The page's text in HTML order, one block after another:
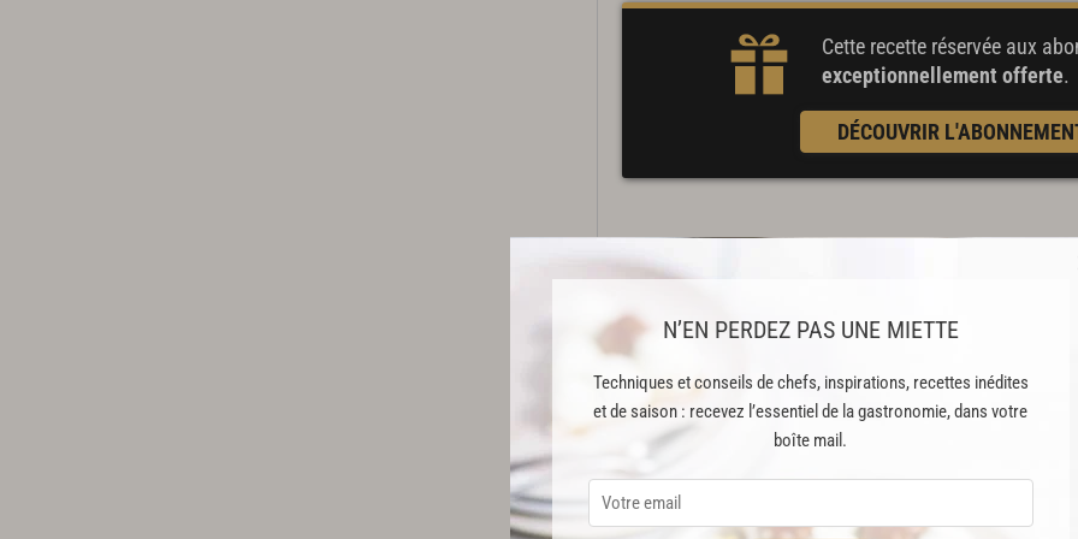
N’EN PERDEZ PAS UNE MIETTE
Techniques et conseils de chefs, inspirations, recettes inédites
et de saison : recevez l’essentiel de la gastronomie, dans votre
boîte mail.
Cette recette réservée aux
exceptionnellement offerte.
DÉCOUVRIR
Faire macérer les raisins secs dans un bol avec le vin
Peler les oignons et les émincer finement.
Faire chauffer l'huile dans un faitout et y faire revenir les
Ajouter le sucre et laisser mijoter sur feu doux pendant
Verser le jus de citron, les raisins réhydratés et leur jus
Assaisonner de sel et de poivre.
Porter à ébullition pour faire évaporer le liquide et faire